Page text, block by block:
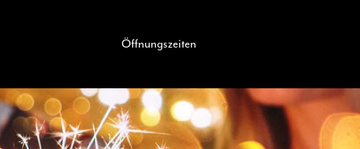
Öffnungszeiten